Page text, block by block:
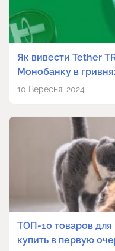
Як вивести Tether
Монобанку в
10 Вересня, 2024
ТОП-10 товаров для
купить в первую